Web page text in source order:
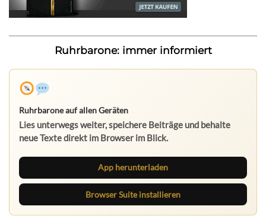
Ruhrbarone: immer informiert
Ruhrbarone auf allen Geräten
Lies unterwegs weiter, speichere Beiträge und behalte
neue Texte direkt im Browser im Blick.
App herunterladen
Browser Suite installieren